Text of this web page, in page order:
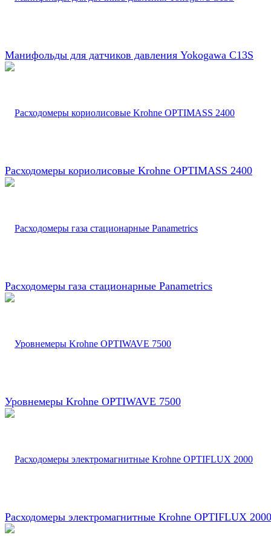
Манифольды для датчиков давления Yokogawa C13S
Расходомеры кориолисовые Krohne OPTIMASS 2400
Расходомеры газа стационарные Panametrics
Уровнемеры Krohne OPTIWAVE 7500
Расходомеры электромагнитные Krohne OPTIFLUX 2000